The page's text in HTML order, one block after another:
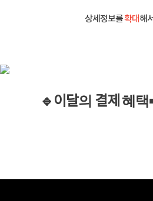
상세정보를확대해
🔹이 달의 결제 혜택